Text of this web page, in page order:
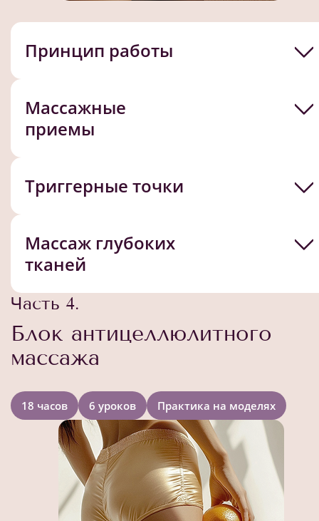
Принцип работы
Массажные
приемы
Триггерные точки
Массаж глубоких
тканей
Часть 4.
Блок антицеллюлитного
массажа
18 часов 6 уроков Практика на моделях